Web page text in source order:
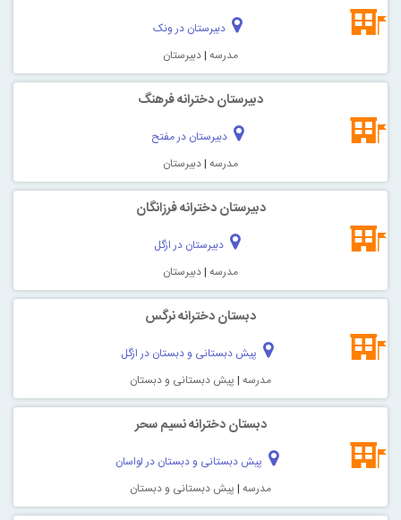
دبیرستان در ونک
مدرسه |دبیرستان
دبیرستان دخترانه فرهنگ
دبیرستان در مفتح
مدرسه |دبیرستان
دبيرستان دخترانه فرزانگان
دبیرستان در ازگل
مدرسه |دبیرستان
دبستان دخترانه نرگس
پیش دبستانی و دبستان در ازگل
مدرسه | پیش دبستانی و دبستان
دبستان دخترانه نسیم سحر
پیش دبستانی و دبستان در لواسان
مدرسه | پیش دبستانی و دبستان